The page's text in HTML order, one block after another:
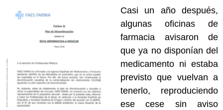
Casi un año después,
algunas oficinas de
farmacia avisaron de
que ya no disponían del
medicamento ni estaba
previsto que vuelvan a
tenerlo, reproduciendo
ese cese sin aviso